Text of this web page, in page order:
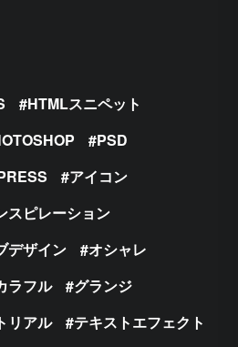
HTMLスニペット
PSD
アイコン
スピレーション
デザイン
オシャレ
ラフル
グランジ
リアル
テキストエフェクト